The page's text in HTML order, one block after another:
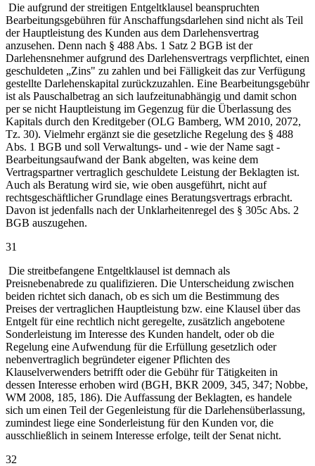
Die aufgrund der streitigen Entgeltklausel beanspruchten
Bearbeitungsgebühren für Anschaffungsdarlehen sind nicht als Teil
der Hauptleistung des Kunden aus dem Darlehensvertrag
anzusehen. Denn nach § 488 Abs. 1 Satz 2 BGB ist der
Darlehensnehmer aufgrund des Darlehensvertrags verpflichtet, einen
geschuldeten „Zins" zu zahlen und bei Fälligkeit das zur Verfügung
gestellte Darlehenskapital zurückzuzahlen. Eine Bearbeitungsgebühr
ist als Pauschalbetrag an sich laufzeitunabhängig und damit schon
per se nicht Hauptleistung im Gegenzug für die Überlassung des
Kapitals durch den Kreditgeber (OLG Bamberg, WM 2010, 2072,
Tz. 30). Vielmehr ergänzt sie die gesetzliche Regelung des § 488
Abs. 1 BGB und soll Verwaltungs- und - wie der Name sagt -
Bearbeitungsaufwand der Bank abgelten, was keine dem
Vertragspartner vertraglich geschuldete Leistung der Beklagten ist.
Auch als Beratung wird sie, wie oben ausgeführt, nicht auf
rechtsgeschäftlicher Grundlage eines Beratungsvertrags erbracht.
Davon ist jedenfalls nach der Unklarheitenregel des § 305c Abs. 2
BGB auszugehen.
31
Die streitbefangene Entgeltklausel ist demnach als
Preisnebenabrede zu qualifizieren. Die Unterscheidung zwischen
beiden richtet sich danach, ob es sich um die Bestimmung des
Preises der vertraglichen Hauptleistung bzw. eine Klausel über das
Entgelt für eine rechtlich nicht geregelte, zusätzlich angebotene
Sonderleistung im Interesse des Kunden handelt, oder ob die
Regelung eine Aufwendung für die Erfüllung gesetzlich oder
nebenvertraglich begründeter eigener Pflichten des
Klauselverwenders betrifft oder die Gebühr für Tätigkeiten in
dessen Interesse erhoben wird (BGH, BKR 2009, 345, 347; Nobbe,
WM 2008, 185, 186). Die Auffassung der Beklagten, es handele
sich um einen Teil der Gegenleistung für die Darlehensüberlassung,
zumindest liege eine Sonderleistung für den Kunden vor, die
ausschließlich in seinem Interesse erfolge, teilt der Senat nicht.
32